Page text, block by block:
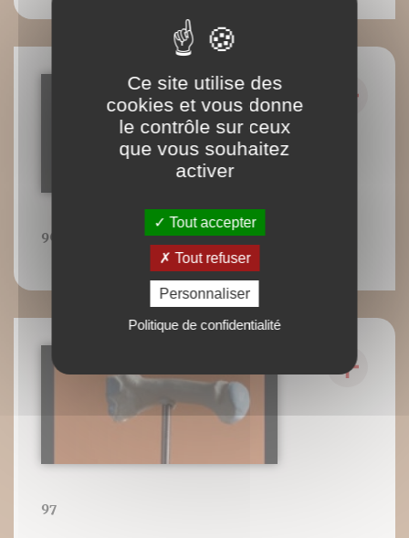
96
97
Ce site utilise des
cookies et vous donne
le contrôle sur ceux
que vous souhaitez
activer
Tout accepter
Tout refuser
Personnaliser
Politique de confidentialité